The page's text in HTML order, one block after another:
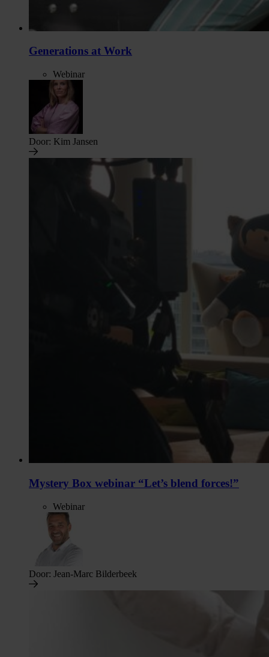
Generations at Work
Webinar
Door: Kim Jansen
Mystery Box webinar “Let’s blend forces!”
Webinar
Door: Jean-Marc Bilderbeek